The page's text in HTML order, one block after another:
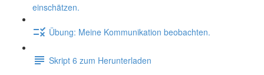
einschätzen.
Übung: Meine Kommunikation beobachten.
Skript 6 zum Herunterladen